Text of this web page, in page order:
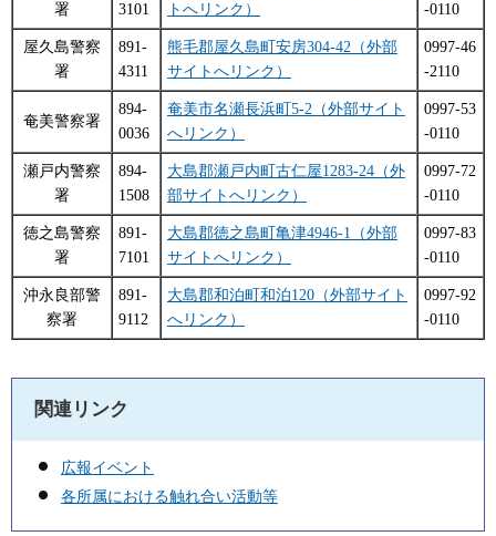
署
3101
トへリンク）
-0110
屋久島警察
署
891-
4311
熊毛郡屋久島町安房304-42（外部
サイトへリンク）
0997-46
-2110
奄美警察署
894-
0036
奄美市名瀬長浜町5-2（外部サイト
へリンク）
0997-53
-0110
瀬戸内警察
署
894-
1508
大島郡瀬戸内町古仁屋1283-24（外
部サイトへリンク）
0997-72
-0110
徳之島警察
署
891-
7101
大島郡徳之島町亀津4946-1（外部
サイトへリンク）
0997-83
-0110
沖永良部警
察署
891-
9112
大島郡和泊町和泊120（外部サイト
へリンク）
0997-92
-0110
関連リンク
広報イベント
各所属における触れ合い活動等